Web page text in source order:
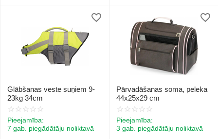
Glābšanas veste suņiem 9-
23kg 34cm
Pieejamība:
7 gab. piegādātāju noliktavā
Pārvadāšanas soma, peleka
44x25x29 cm
Pieejamība:
3 gab. piegādātāju noliktavā